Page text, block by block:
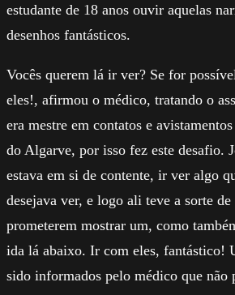
estudante de 18 anos ouvir aquelas
desenhos fantásticos.
Vocês querem lá ir ver? Se for
eles!, afirmou o médico, tratando o
era mestre em contatos e
do Algarve, por isso fez este desafio.
estava em si de contente, ir ver algo
desejava ver, e logo ali teve a sorte de
prometerem mostrar um, como
ida lá abaixo. Ir com eles, fantástico!
sido informados pelo médico que não